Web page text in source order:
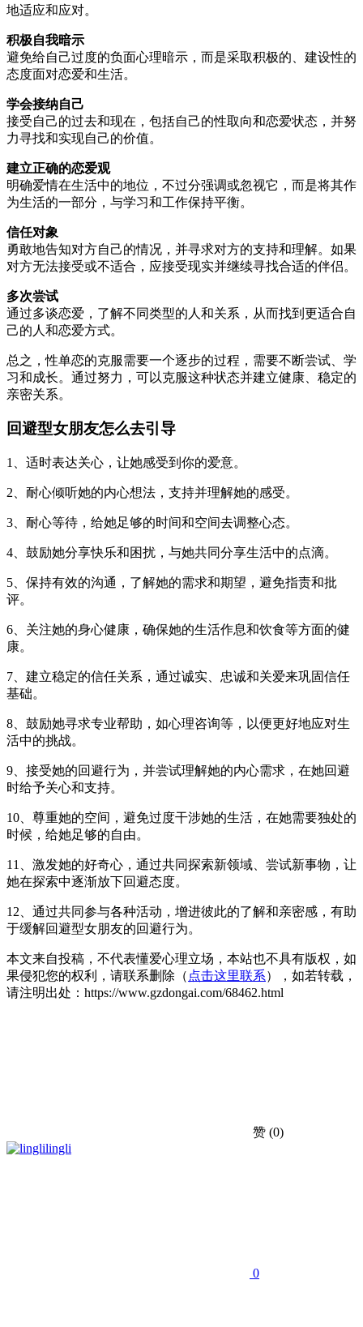
地适应和应对。
积极自我暗示
避免给自己过度的负面心理暗示，而是采取积极的、建设性的
态度面对恋爱和生活。
学会接纳自己
接受自己的过去和现在，包括自己的性取向和恋爱状态，并努
力寻找和实现自己的价值。
建立正确的恋爱观
明确爱情在生活中的地位，不过分强调或忽视它，而是将其作
为生活的一部分，与学习和工作保持平衡。
信任对象
勇敢地告知对方自己的情况，并寻求对方的支持和理解。如果
对方无法接受或不适合，应接受现实并继续寻找合适的伴侣。
多次尝试
通过多谈恋爱，了解不同类型的人和关系，从而找到更适合自
己的人和恋爱方式。
总之，性单恋的克服需要一个逐步的过程，需要不断尝试、学
习和成长。通过努力，可以克服这种状态并建立健康、稳定的
亲密关系。
回避型女朋友怎么去引导
1、适时表达关心，让她感受到你的爱意。
2、耐心倾听她的内心想法，支持并理解她的感受。
3、耐心等待，给她足够的时间和空间去调整心态。
4、鼓励她分享快乐和困扰，与她共同分享生活中的点滴。
5、保持有效的沟通，了解她的需求和期望，避免指责和批
评。
6、关注她的身心健康，确保她的生活作息和饮食等方面的健
康。
7、建立稳定的信任关系，通过诚实、忠诚和关爱来巩固信任
基础。
8、鼓励她寻求专业帮助，如心理咨询等，以便更好地应对生
活中的挑战。
9、接受她的回避行为，并尝试理解她的内心需求，在她回避
时给予关心和支持。
10、尊重她的空间，避免过度干涉她的生活，在她需要独处的
时候，给她足够的自由。
11、激发她的好奇心，通过共同探索新领域、尝试新事物，让
她在探索中逐渐放下回避态度。
12、通过共同参与各种活动，增进彼此的了解和亲密感，有助
于缓解回避型女朋友的回避行为。
本文来自投稿，不代表懂爱心理立场，本站也不具有版权，如
果侵犯您的权利，请联系删除（ 点击这里联系），如若转载，
请注明出处：https://www.gzdongai.com/68462.html
赞 (0)
lingli
0